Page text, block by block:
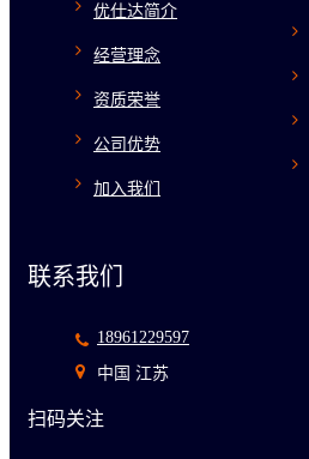
优仕达简介
经营理念
资质荣誉
公司优势
加入我们
联系我们
18961229597
中国 江苏
扫码关注